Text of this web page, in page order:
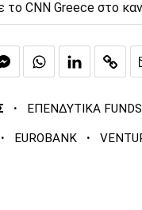
το CNN Greece στο
· ΕΠΕΝΔΥΤΙΚΑ FUNDS
· EUROBANK ·